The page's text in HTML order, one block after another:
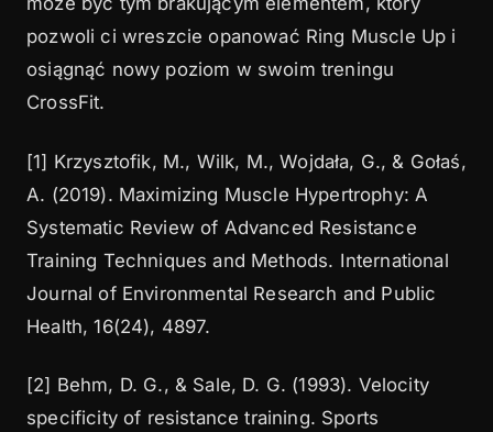
pozwoli ci wreszcie opanować Ring Muscle Up i
osiągnąć nowy poziom w swoim treningu
CrossFit.
[1] Krzysztofik, M., Wilk, M., Wojdała, G., & Gołaś,
A. (2019). Maximizing Muscle Hypertrophy: A
Systematic Review of Advanced Resistance
Training Techniques and Methods. International
Journal of Environmental Research and Public
Health, 16(24), 4897.
[2] Behm, D. G., & Sale, D. G. (1993). Velocity
specificity of resistance training. Sports